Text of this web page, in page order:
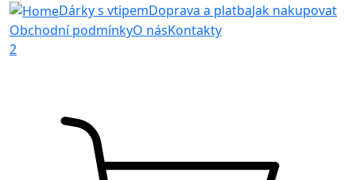
Dárky s vtipemDoprava a platbaJak nakupovat
Obchodní podmínkyO násKontakty
2